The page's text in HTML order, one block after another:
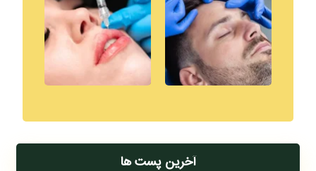
آخرین پست ها